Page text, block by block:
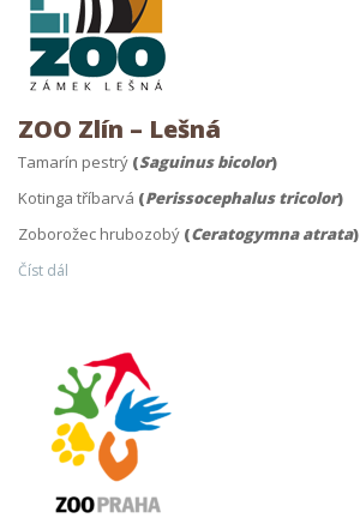
ZOO Zlín – Lešná
Tamarín pestrý (Saguinus bicolor)
Kotinga tříbarvá (Perissocephalus tricolor)
Zoborožec hrubozobý (Ceratogymna atrata)
Číst dál